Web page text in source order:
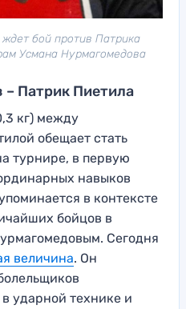
бой против Патрика
Усмана Нурмагомедова
Патрик Пиетила
кг) между
обещает стать
турнире, в первую
навыков
в контексте
бойцов в
Сегодня
величина. Он
ударной технике и